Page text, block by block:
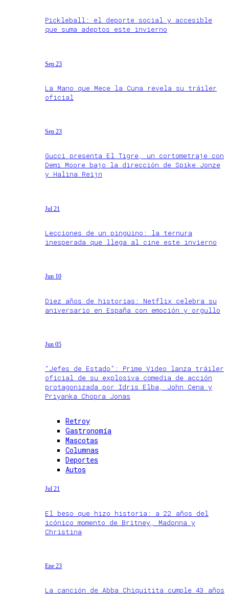
Pickleball: el deporte social y accesible
que suma adeptos este invierno
Sep 23
La Mano que Mece la Cuna revela su tráiler
oficial
Sep 23
Gucci presenta El Tigre, un cortometraje con
Demi Moore bajo la dirección de Spike Jonze
y Halina Reijn
Jul 21
Lecciones de un pingüino: la ternura
inesperada que llega al cine este invierno
Jun 10
Diez años de historias: Netflix celebra su
aniversario en España con emoción y orgullo
Jun 05
“Jefes de Estado”: Prime Video lanza tráiler
oficial de su explosiva comedia de acción
protagonizada por Idris Elba, John Cena y
Priyanka Chopra Jonas
Retroy
Gastronomía
Mascotas
Columnas
Deportes
Autos
Jul 21
El beso que hizo historia: a 22 años del
icónico momento de Britney, Madonna y
Christina
Ene 23
La canción de Abba Chiquitita cumple 43 años